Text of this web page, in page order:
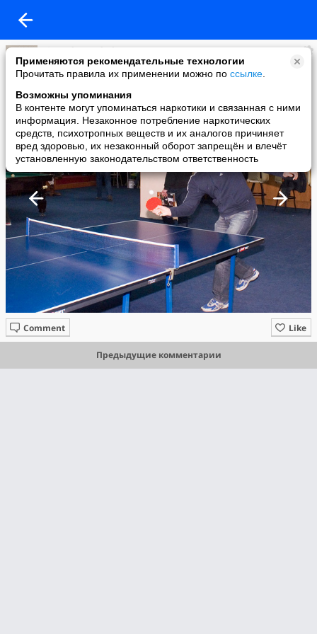
Применяются рекомендательные технологии
Прочитать правила их применении можно по ссылке
Возможны упоминания
В контенте могут упоминаться наркотики и связанная с ними
информация. Незаконное потребление наркотических
средств, психотропных веществ и их аналогов причиняет
вред здоровью, их незаконный оборот запрещён и влечёт
установленную законодательством ответственность
Tim Palamarchuk
added a photo
27 Apr в 06:56
Like
Comment
Предыдущие комментарии